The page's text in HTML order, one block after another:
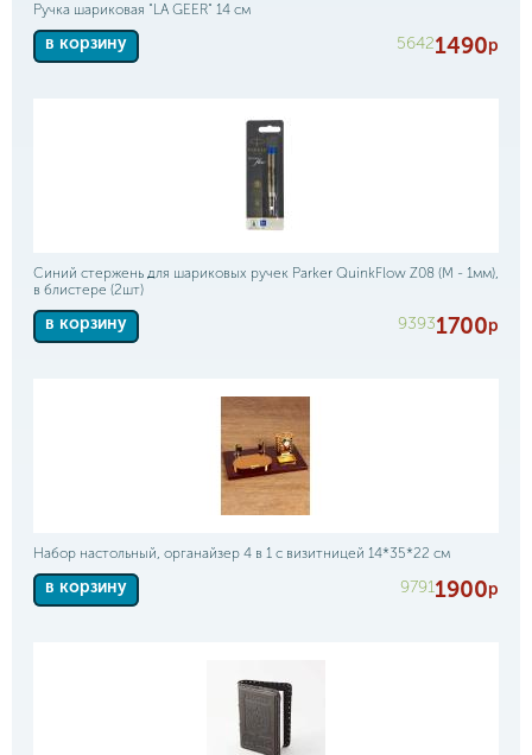
Ручка шариковая "LA GEER" 14 см
в корзину 56421490р
Синий стержень для шариковых ручек Parker QuinkFlow Z08 (M - 1мм),
в блистере (2шт)
в корзину 93931700р
Набор настольный, органайзер 4 в 1 с визитницей 14*35*22 см
в корзину 97911900р